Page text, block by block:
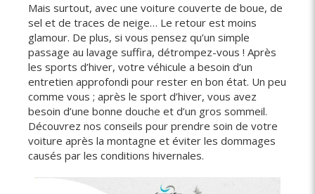
Mais surtout, avec une voiture couverte de boue, de
sel et de traces de neige… Le retour est moins
glamour. De plus, si vous pensez qu’un simple
passage au lavage suffira, détrompez-vous ! Après
les sports d’hiver, votre véhicule a besoin d’un
entretien approfondi pour rester en bon état. Un peu
comme vous ; après le sport d’hiver, vous avez
besoin d’une bonne douche et d’un gros sommeil.
Découvrez nos conseils pour prendre soin de votre
voiture après la montagne et éviter les dommages
causés par les conditions hivernales.